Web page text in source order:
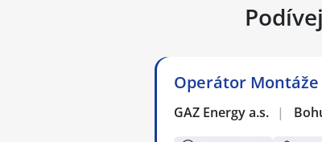
Operátor
GAZ Energy a.s. |